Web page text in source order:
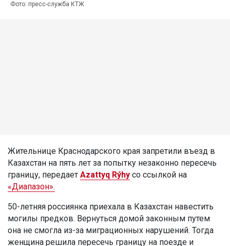
Фото: пресс-служба КТЖ
Жительнице Краснодарского края запретили въезд в
Казахстан на пять лет за попытку незаконно пересечь
границу, передает Azattyq Rýhy со ссылкой на
«Диапазон».
50-летняя россиянка приехала в Казахстан навестить
могилы предков. Вернуться домой законным путем
она не смогла из-за миграционных нарушений. Тогда
женщина решила пересечь границу на поезде и